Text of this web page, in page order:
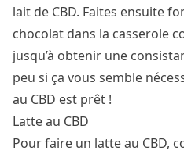
lait de CBD. Faites ensuite
chocolat dans la casserole
jusqu’à obtenir une
peu si ça vous semble
au CBD est prêt !
Latte au CBD
Pour faire un latte au CBD,